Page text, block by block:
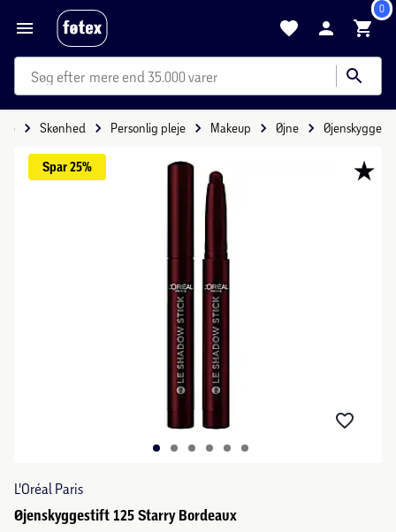
0
mere end 35.000 varer
Skønhed Personlig pleje Makeup Øjne Øjenskygge
Spar 25%
L'Oréal Paris
Øjenskyggestift 125 Starry Bordeaux